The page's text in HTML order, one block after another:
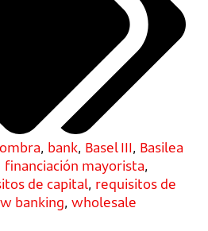
, bank, Basel III, Basilea
financiación mayorista,
de capital, requisitos de
banking, wholesale